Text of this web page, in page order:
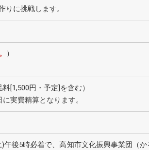
りに挑戦します。
）
[1,500円・予定]を含む）
実費精算となります。
午後5時必着で、高知市文化振興事業団（